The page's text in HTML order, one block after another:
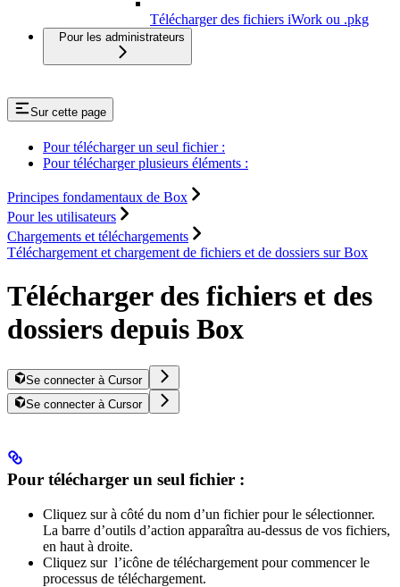
Télécharger des fichiers iWork ou .pkg
Pour les administrateurs
Sur cette page
Pour télécharger un seul fichier :
Pour télécharger plusieurs éléments :
Principes fondamentaux de Box
Pour les utilisateurs
Chargements et téléchargements
Téléchargement et chargement de fichiers et de dossiers sur Box
Télécharger des fichiers et des
dossiers depuis Box
Se connecter à Cursor
Se connecter à Cursor
Pour télécharger un seul fichier :
Cliquez sur à côté du nom d’un fichier pour le sélectionner.
La barre d’outils d’action apparaîtra au-dessus de vos fichiers,
en haut à droite.
Cliquez sur l’icône de téléchargement pour commencer le
processus de téléchargement.